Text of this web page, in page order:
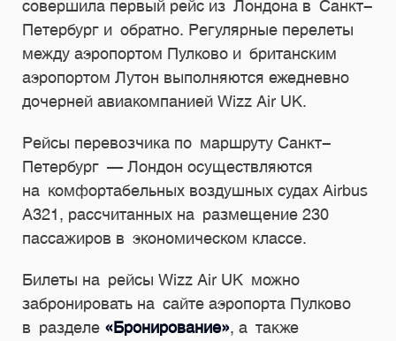
совершила первый рейс из Лондона в Санкт-
Петербург и обратно. Регулярные перелеты
между аэропортом Пулково и британским
аэропортом Лутон выполняются ежедневно
дочерней авиакомпанией Wizz Air UK.
Рейсы перевозчика по маршруту Санкт-
Петербург — Лондон осуществляются
на комфортабельных воздушных судах Airbus
A321, рассчитанных на размещение 230
пассажиров в экономическом классе.
Билеты на рейсы Wizz Air UK можно
забронировать на сайте аэропорта Пулково
в разделе «Бронирование», а также